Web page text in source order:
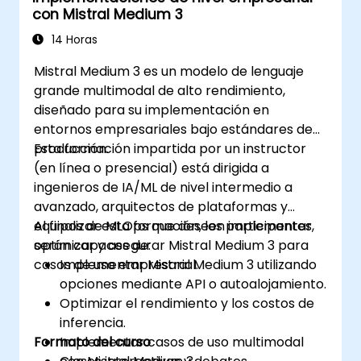
con Mistral Medium 3
14 Horas
Mistral Medium 3 es un modelo de lenguaje
grande multimodal de alto rendimiento,
diseñado para su implementación en
entornos empresariales bajo estándares de
producción.
Esta formación impartida por un instructor
(en línea o presencial) está dirigida a
ingenieros de IA/ML de nivel intermedio a
avanzado, arquitectos de plataformas y
equipos de MLOps que deseen implementar,
optimizar y asegurar Mistral Medium 3 para
casos de uso empresarial.
Al finalizar esta formación, los participantes
serán capaces de:
Implementar Mistral Medium 3 utilizando
opciones mediante API o autoalojamiento.
Optimizar el rendimiento y los costos de
inferencia.
Implementar casos de uso multimodal
Formato del curso